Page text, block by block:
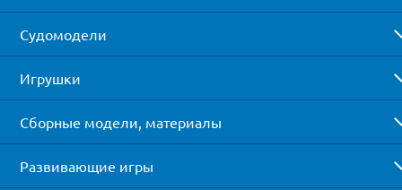
Судомодели
Игрушки
Сборные модели, материалы
Развивающие игры